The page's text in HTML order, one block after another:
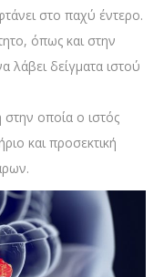
στο παχύ έντερο.
όπως και στην
λάβει δείγματα ιστού
στην οποία ο ιστός
και προσεκτική